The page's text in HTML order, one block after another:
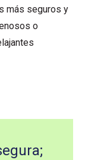
más seguros y
o